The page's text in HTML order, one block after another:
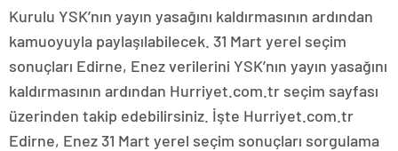
Kurulu YSK’nın yayın yasağını kaldırmasının ardından
kamuoyuyla paylaşılabilecek. 31 Mart yerel seçim
sonuçları Edirne, Enez verilerini YSK’nın yayın yasağını
kaldırmasının ardından Hurriyet.com.tr seçim sayfası
üzerinden takip edebilirsiniz. İşte Hurriyet.com.tr
Edirne, Enez 31 Mart yerel seçim sonuçları sorgulama